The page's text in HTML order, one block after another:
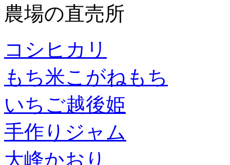
農場の直売所
コシヒカリ
もち米こがねもち
いちご越後姫
手作りジャム
大峰かおり